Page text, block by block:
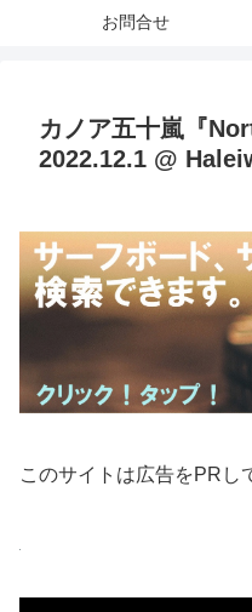
お問合せ
カノア五十嵐『
2022.12.1 @
このサイトは広告をPRし